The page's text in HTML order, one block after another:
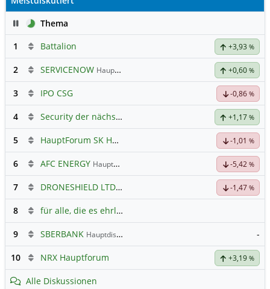
PauseThema
1
Battalion +3,93 %
2 SERVICENOW Hauptdiskussion +0,60 %
3 IPO CSG -0,86 %
4 Security der nächsten Generation +1,17 %
5 HauptForum SK HYNIC -1,01 %
6 AFC ENERGY Hauptdiskussion -5,42 %
7 DRONESHIELD LTDHauptdiskussion -1,47 %
8 für alle, die es ehrlich meinen beim Traden.
9 SBERBANK Hauptdiskussion -
10 NRX Hauptforum +3,19 %
Alle Diskussionen